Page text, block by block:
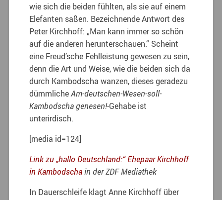
wie sich die beiden fühlten, als sie auf einem
Elefanten saßen. Bezeichnende Antwort des
Peter Kirchhoff: „Man kann immer so schön
auf die anderen herunterschauen.“ Scheint
eine Freud’sche Fehlleistung gewesen zu sein,
denn die Art und Weise, wie die beiden sich da
durch Kambodscha wanzen, dieses geradezu
dümmlicheAm-deutschen-Wesen-soll-
Kambodscha genesen!-Gehabe ist
unterirdisch.
[media id=124]
Link zu „hallo Deutschland:“ Ehepaar Kirchhoff
in Kambodschain der ZDF Mediathek
In Dauerschleife klagt Anne Kirchhoff über